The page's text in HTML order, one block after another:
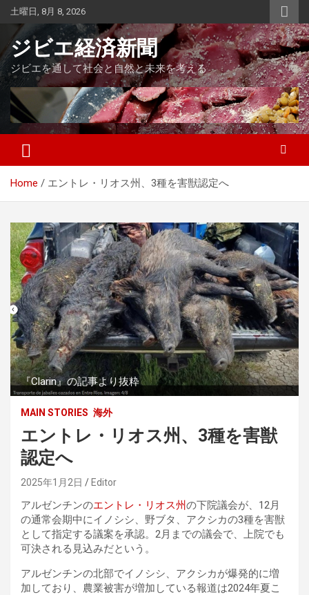
Skip
content
土曜日, 8月 8, 2026
ジビエ経済新聞
ジビエを通して社会と自然と未来を考える
Home エントレ・リオス州、3種を害獣認定へ
『Clarin』の記事より抜粋
MAIN STORIES 海外
エントレ・リオス州、3種を害獣
認定へ
2025年1月2日 Editor
アルゼンチンのエントレ・リオス州の下院議会が、12月
の通常会期中にイノシシ、野ブタ、アクシカの3種を害獣
として指定する議案を承認。2月までの議会で、上院でも
可決される見込みだという。
アルゼンチンの北部でイノシシ、アクシカが爆発的に増
加しており、農業被害が増加している報道は2024年夏こ